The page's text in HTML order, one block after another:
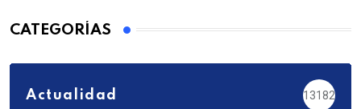
CATEGORÍAS
Actualidad 13182